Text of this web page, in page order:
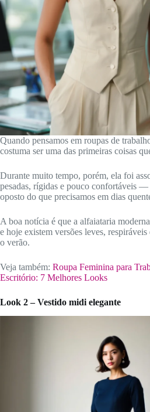
Quando pensamos em roupas de
costuma ser uma das primeiras coisas
Durante muito tempo, porém, ela foi
pesadas, rígidas e pouco confortáveis —
oposto do que precisamos em dias
A boa notícia é que a alfaiataria
e hoje existem versões leves, respiráveis
o verão.
Veja também: Roupa Feminina para
Escritório: 7 Melhores Looks
Look 2 – Vestido midi elegante